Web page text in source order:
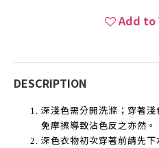
Add to
DESCRIPTION
深淺色需分開洗滌；穿著
免摩擦導致沾色反之亦然。
深色衣物初次穿著前請先下